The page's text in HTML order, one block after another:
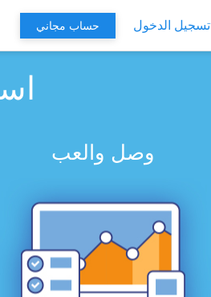
حساب مجاني تسجيل الدخول
وصل والعب